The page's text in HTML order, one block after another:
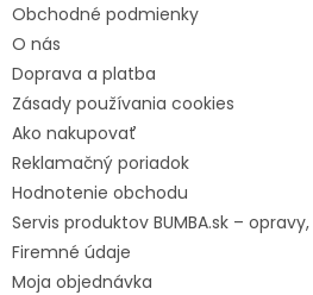
Obchodné podmienky
O nás
Doprava a platba
Zásady používania cookies
Ako nakupovať
Reklamačný poriadok
Hodnotenie obchodu
Servis produktov BUMBA.sk –
Firemné údaje
Moja objednávka